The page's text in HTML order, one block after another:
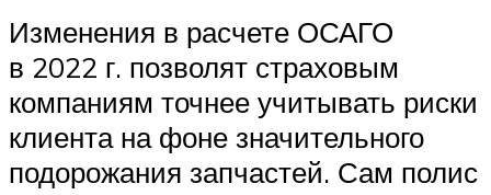
Изменения в расчете ОСАГО
в 2022 г. позволят страховым
компаниям точнее учитывать риски
клиента на фоне значительного
подорожания запчастей. Сам полис